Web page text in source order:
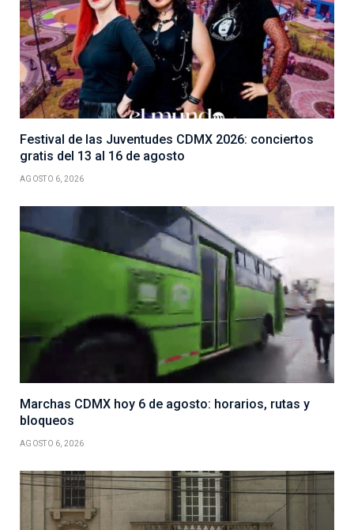
Festival de las Juventudes CDMX 2026: conciertos
gratis del 13 al 16 de agosto
AGOSTO 6, 2026
Marchas CDMX hoy 6 de agosto: horarios, rutas y
bloqueos
AGOSTO 6, 2026